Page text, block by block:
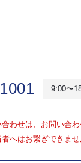
9:00〜
わせは、お問い合
へはお繋ぎできませ